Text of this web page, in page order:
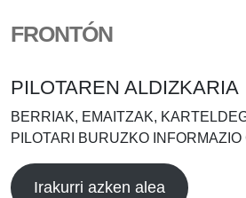
FRONTÓN
PILOTAREN ALDIZKARIA
BERRIAK, EMAITZAK,
PILOTARI BURUZKO INFORMAZIO
Irakurri azken alea